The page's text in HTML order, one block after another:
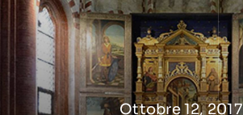
Salta
contenuto
Ottobre 12, 2017